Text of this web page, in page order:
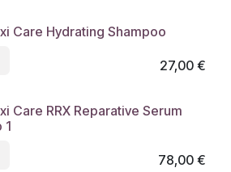
Care Hydrating Shampoo
27,00€
Care RRX Reparative Serum
1
78,00€